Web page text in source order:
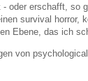
- oder erschafft, so
survival horror,
Ebene, das ich
von